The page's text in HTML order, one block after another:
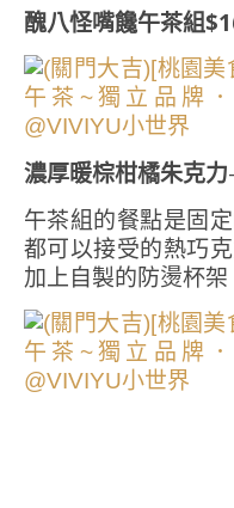
醜八怪嘴饞午茶組
濃厚暖棕柑橘朱克力
午茶組的餐點是固
都可以接受的熱巧
加上自製的防燙杯架